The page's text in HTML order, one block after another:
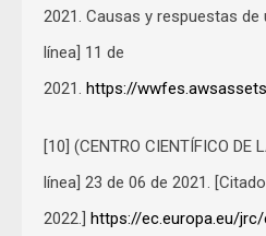
2021. Causas y respuestas de
línea] 11 de
2021. https://
[10] (CENTRO CIENTÍFICO DE
línea] 23 de 06 de 2021.
2022.] https://ec.europa.eu/